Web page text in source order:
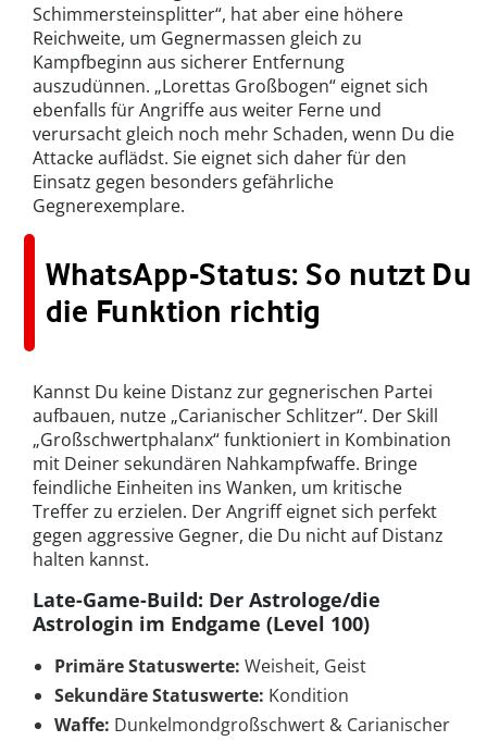
Schimmersteinsplitter“, hat aber eine höhere
Reichweite, um Gegnermassen gleich zu
Kampfbeginn aus sicherer Entfernung
auszudünnen. „Lorettas Großbogen“ eignet sich
ebenfalls für Angriffe aus weiter Ferne und
verursacht gleich noch mehr Schaden, wenn Du die
Attacke auflädst. Sie eignet sich daher für den
Einsatz gegen besonders gefährliche
Gegnerexemplare.
WhatsApp-Status: So nutzt Du
die Funktion richtig
Kannst Du keine Distanz zur gegnerischen Partei
aufbauen, nutze „Carianischer Schlitzer“. Der Skill
„Großschwertphalanx“ funktioniert in Kombination
mit Deiner sekundären Nahkampfwaffe. Bringe
feindliche Einheiten ins Wanken, um kritische
Treffer zu erzielen. Der Angriff eignet sich perfekt
gegen aggressive Gegner, die Du nicht auf Distanz
halten kannst.
Late-Game-Build: Der Astrologe/die
Astrologin im Endgame (Level 100)
Primäre Statuswerte: Weisheit, Geist
Sekundäre Statuswerte: Kondition
Waffe: Dunkelmondgroßschwert & Carianischer